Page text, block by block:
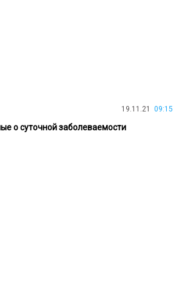
19.11.21 09:15
о суточной заболеваемости